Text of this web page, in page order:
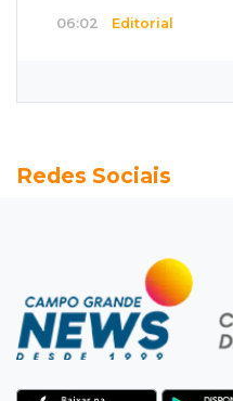
06:02 Editorial
MS terá chuvas
Jogo Aberto
Na fila do banco, ex-
pra prefeitura
Redes Sociais